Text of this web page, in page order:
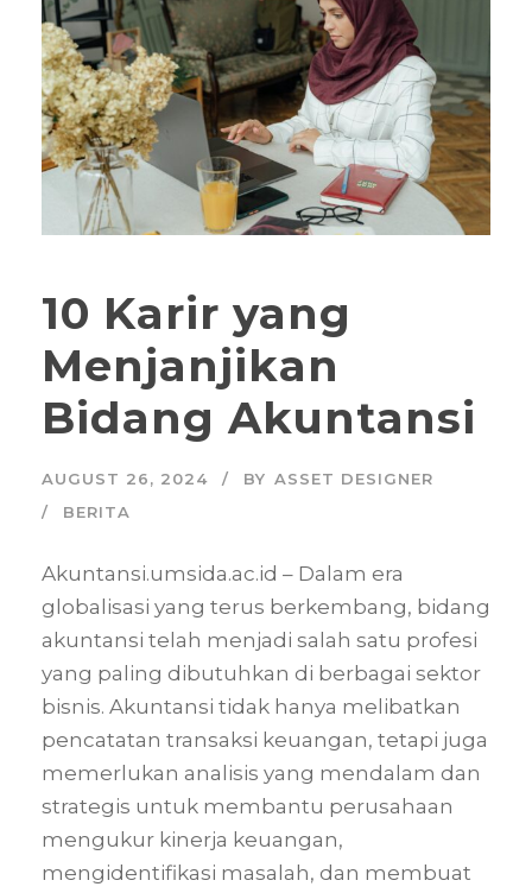
10 Karir yang
Menjanjikan
Bidang Akuntansi
AUGUST 26, 2024 BY ASSET DESIGNER
BERITA
Akuntansi.umsida.ac.id – Dalam era
globalisasi yang terus berkembang, bidang
akuntansi telah menjadi salah satu profesi
yang paling dibutuhkan di berbagai sektor
bisnis. Akuntansi tidak hanya melibatkan
pencatatan transaksi keuangan, tetapi juga
memerlukan analisis yang mendalam dan
strategis untuk membantu perusahaan
mengukur kinerja keuangan,
mengidentifikasi masalah, dan membuat